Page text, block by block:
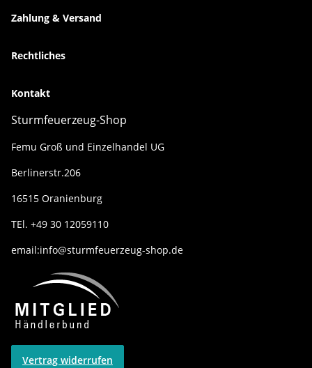
Zahlung & Versand
Rechtliches
Kontakt
Sturmfeuerzeug-Shop
Femu Groß und Einzelhandel UG
Berlinerstr.206
16515 Oranienburg
TEl. +49 30 12059110
email:info@sturmfeuerzeug-shop.de
Vertrag widerrufen